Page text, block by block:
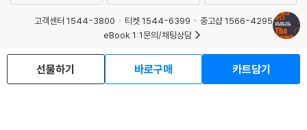
선물하기 바로구매 카트담기
고객센터 1544-3800 티켓 1544-6399
중고샵 1566-4295
eBook 1:1문의/채팅상담
예스이십사(주) 사업자 정보
이용약관
개인정보처리방침
청소년보호정책